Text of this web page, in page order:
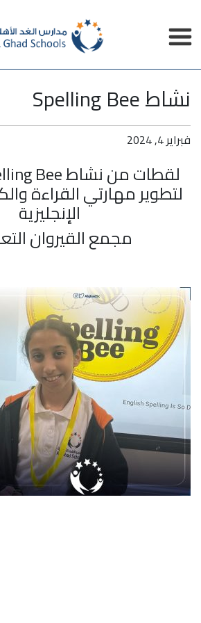
نشاط Spelling Bee
فبراير 4, 2024
لتطوير مهارتي القراءة
الإنجليزية
مجمع القيروان